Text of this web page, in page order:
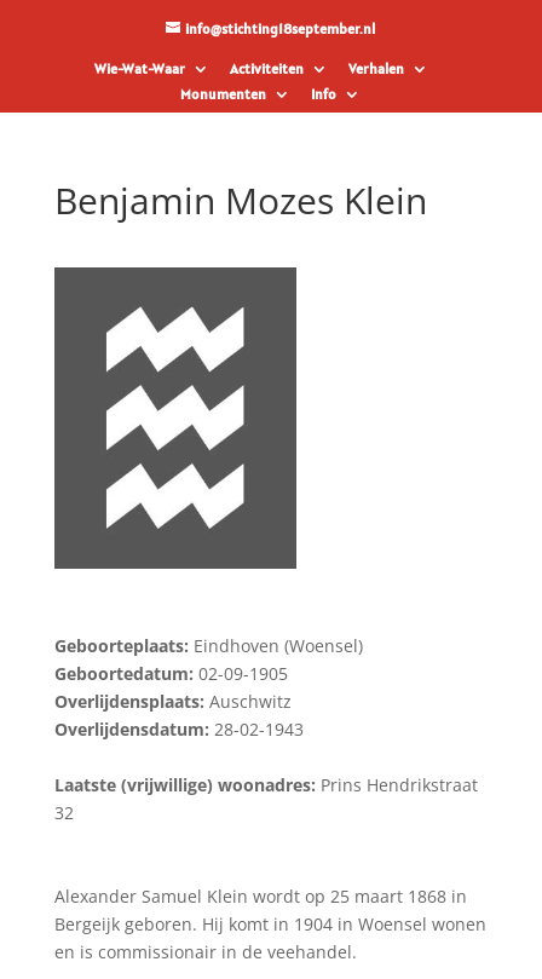
info@stichting18september.nl
Wie-Wat-Waar Activiteiten
Verhalen
Monumenten
Info
Benjamin Mozes Klein
Geboorteplaats: Eindhoven (Woensel)
Geboortedatum: 02-09-1905
Overlijdensplaats: Auschwitz
Overlijdensdatum: 28-02-1943
Laatste (vrijwillige) woonadres: Prins Hendrikstraat
32
Alexander Samuel Klein wordt op 25 maart 1868 in
Bergeijk geboren. Hij komt in 1904 in Woensel wonen
en is commissionair in de veehandel.